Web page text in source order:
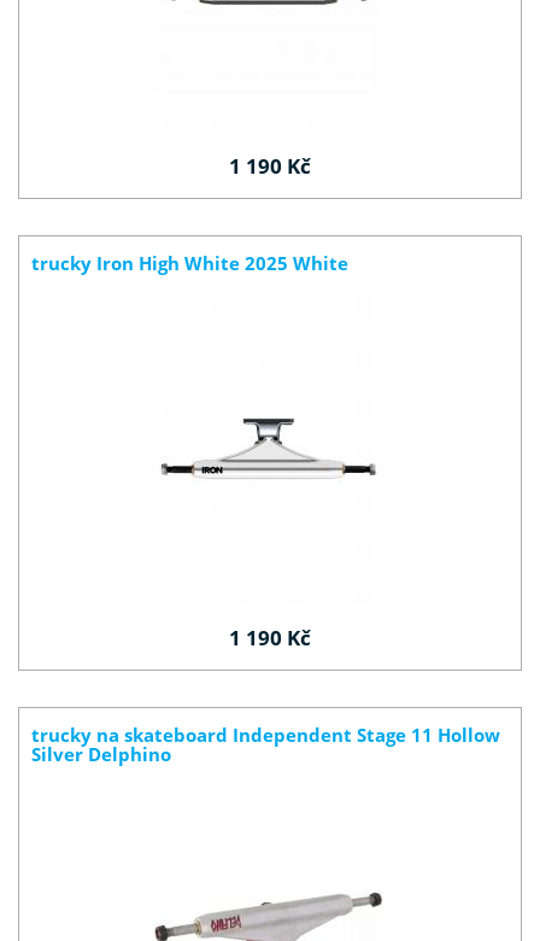
1 190 Kč
trucky Iron High White 2025 White
1 190 Kč
trucky na skateboard Independent Stage 11 Hollow
Silver Delphino